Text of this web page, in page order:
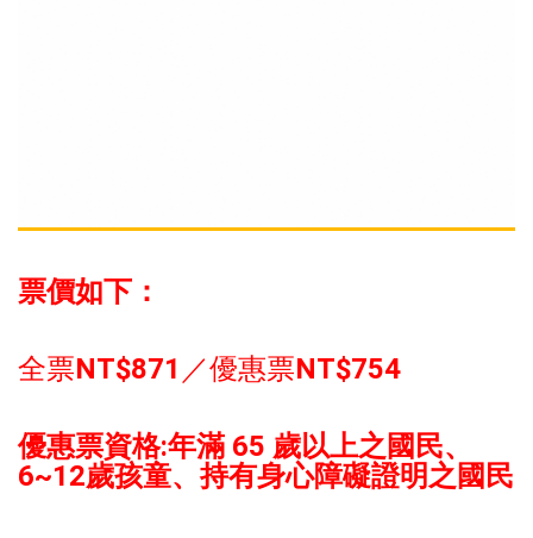
票價如下：
全票NT$871 ／優惠票NT$754
優惠票資格:年滿 65 歲以上之國民、
6~12歲孩童、持有身心障礙證明之國民